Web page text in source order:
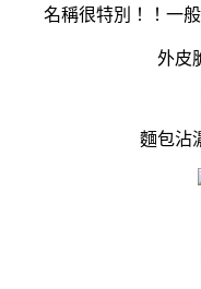
名稱很特別！！一
外皮
麵包沾